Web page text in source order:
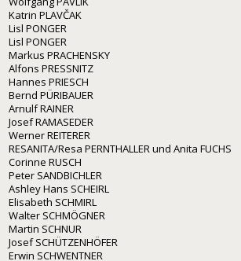
Katrin PLAVČAK
Lisl PONGER
Lisl PONGER
Markus PRACHENSKY
Alfons PRESSNITZ
Hannes PRIESCH
Bernd PÜRIBAUER
Arnulf RAINER
Josef RAMASEDER
Werner REITERER
RESANITA/Resa PERNTHALLER und Anita FUCHS
Corinne RUSCH
Peter SANDBICHLER
Ashley Hans SCHEIRL
Elisabeth SCHMIRL
Walter SCHMÖGNER
Martin SCHNUR
Josef SCHÜTZENHÖFER
Erwin SCHWENTNER